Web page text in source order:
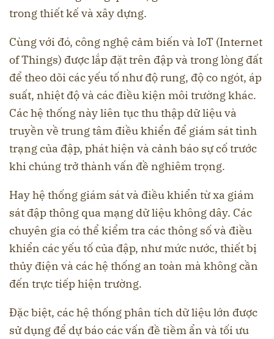
trong thiết kế và xây dựng.
Cùng với đó, công nghệ cảm biến và IoT (Internet
of Things) được lắp đặt trên đập và trong lòng đất
để theo dõi các yếu tố như độ rung, độ co ngót, áp
suất, nhiệt độ và các điều kiện môi trường khác.
Các hệ thống này liên tục thu thập dữ liệu và
truyền về trung tâm điều khiển để giám sát tình
trạng của đập, phát hiện và cảnh báo sự cố trước
khi chúng trở thành vấn đề nghiêm trọng.
Hay hệ thống giám sát và điều khiển từ xa giám
sát đập thông qua mạng dữ liệu không dây. Các
chuyên gia có thể kiểm tra các thông số và điều
khiển các yếu tố của đập, như mức nước, thiết bị
thủy điện và các hệ thống an toàn mà không cần
đến trực tiếp hiện trường.
Đặc biệt, các hệ thống phân tích dữ liệu lớn được
sử dụng để dự báo các vấn đề tiềm ẩn và tối ưu